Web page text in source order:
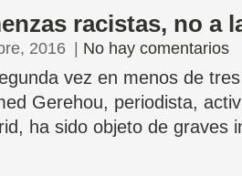
racistas, no a
2016 No hay comentarios
vez en menos de
Gerehou, periodista,
ha sido objeto de graves